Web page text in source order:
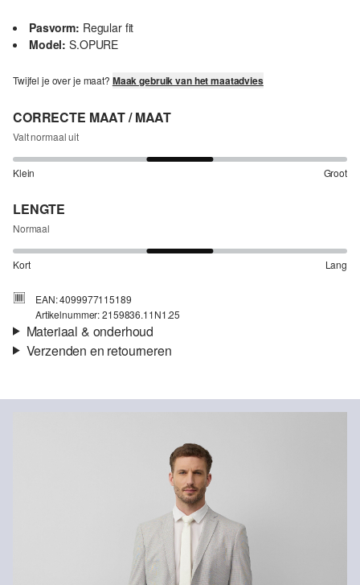
Pasvorm: Regular fit
Model: S.OPURE
Twijfel je over je maat? Maak gebruik van het maatadvies
CORRECTE MAAT / MAAT
Valt normaal uit
Klein Groot
LENGTE
Normaal
Kort Lang
EAN: 4099977115189
Artikelnummer: 2159836.11N1.25
Materiaal & onderhoud
Voering: volledig gevoerd
Niet bleken met chloor
Niet geschikt voor de droger
Verzenden en retourneren
Je bestelling wordt binnen 3-5 werkdagen verzonden door bpost.
Je kunt je artikelen binnen 14 dagen gratis aan ons retourneren.
Als je onze s.Oliver Card hebt, kun je artikelen zelfs binnen 30
dagen gratis retourneren.